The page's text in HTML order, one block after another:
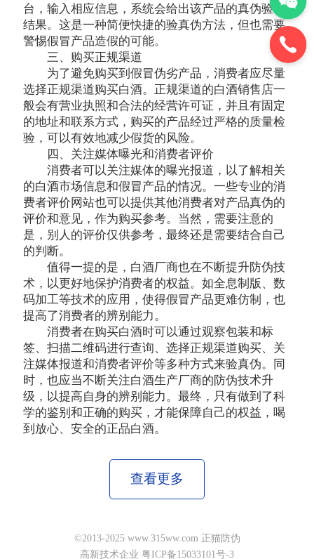
台，输入相应信息，系统会给出该产品的真伪验证
结果。这是一种简便快捷的验真伪方法，但也需要
警惕假冒产品造假的可能。
三、购买正规渠道
为了避免购买到假冒伪劣产品，消费者应尽量
选择正规渠道购买白酒。正规渠道的白酒销售店一
般会有营业执照和合法的经营许可证，并且有固定
的地址和联系方式，购买的产品经过严格的质量检
验，可以有效地减少假货的风险。
四、关注媒体曝光和消费者评价
消费者可以关注媒体的曝光报道，以了解相关
的白酒市场信息和假冒产品的情况。一些专业的消
费者评价网站也可以提供其他消费者对产品真伪的
评价和意见，作为购买参考。当然，需要注意的
是，别人的评价仅供参考，最终还是需要结合自己
的判断。
值得一提的是，白酒厂商也在不断提升防伪技
术，以更好地保护消费者的权益。如全息制版、数
码加工等技术的应用，使得假冒产品更难仿制，也
提高了消费者的辨别能力。
消费者在购买白酒时可以通过观察包装和标
签、扫描二维码进行查询、选择正规渠道购买、关
注媒体报道和消费者评价等多种方式来验真伪。同
时，也应当不断关注白酒生产厂商的防伪技术升
级，以提高自身的辨别能力。最终，只有做到了科
学的鉴别和正确的购买，才能保障自己的权益，喝
到放心、安全的正品白酒。
查看更多
©2013-2025 www.315ww.com 正猫防伪
高新技术企业 粤ICP备15033101号-3